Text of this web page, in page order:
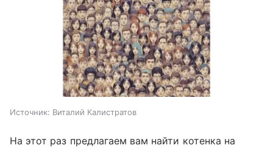
Источник: Виталий Калистратов
На этот раз предлагаем вам найти котенка на